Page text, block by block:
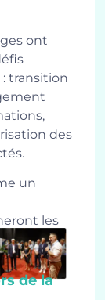
ont
transition
des
un
les
de la